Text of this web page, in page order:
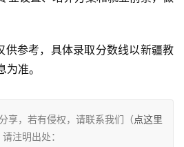
供参考，具体录取分数线以新疆教
准。
享，若有侵权，请联系我们（点这里
注明出处：